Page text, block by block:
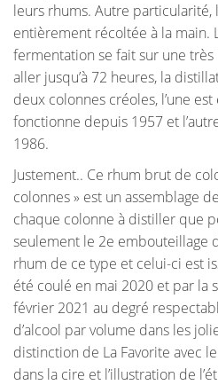
leurs rhums. Autre particularité,
entièrement récoltée à la main.
fermentation se fait sur une
aller jusqu’à 72 heures, la
deux colonnes créoles, l’une
fonctionne depuis 1957 et
1986.
Justement.. Ce rhum brut de
colonnes » est un assemblage
chaque colonne à distiller que
seulement le 2e embouteillage
rhum de ce type et celui-ci est
été coulé en mai 2020 et par la
février 2021 au degré
d’alcool par volume dans les
distinction de La Favorite avec
dans la cire et l’illustration de